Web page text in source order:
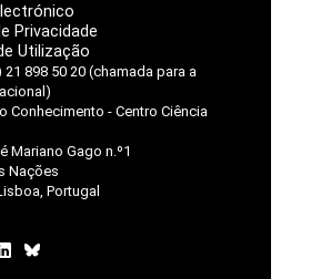
Privacidade
Utilização
21 898 50 20 (chamada para a
Conhecimento - Centro Ciência
Mariano Gago n.º1
Nações
Portugal